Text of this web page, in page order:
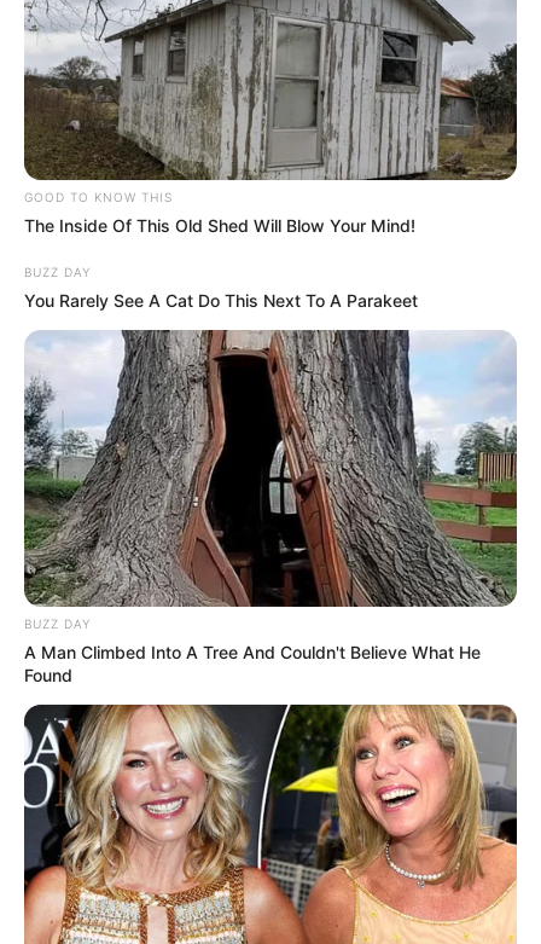
GOOD TO KNOW THIS
The Inside Of This Old Shed Will Blow Your Mind!
BUZZ DAY
You Rarely See A Cat Do This Next To A Parakeet
BUZZ DAY
A Man Climbed Into A Tree And Couldn't Believe What He
Found